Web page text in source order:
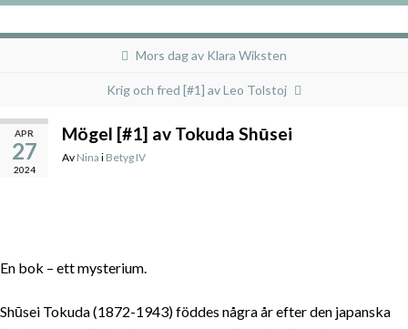
Mors dag av Klara Wiksten
Krig och fred [#1] av Leo Tolstoj
APR
27
2024
Mögel [#1] av Tokuda Shūsei
Av Nina i Betyg IV
En bok – ett mysterium.
Shūsei Tokuda (1872-1943) föddes några år efter den japanska